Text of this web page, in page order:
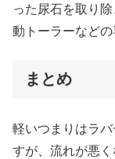
った尿石を取り
動トーラーなどの
まとめ
軽いつまりはラ
すが、流れが悪